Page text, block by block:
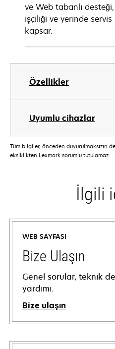
Özellikler
Uyumlu cihazlar
ve Web tabanlı
işçiliği ve yerinde
kapsar.
Tüm bilgiler, önceden duyurulmaksızın
eksiklikten Lexmark sorumlu tutulamaz.
İlgili
WEB SAYFASI
Bize Ulaşın
Genel sorular, teknik
yardımı.
Bize ulaşın